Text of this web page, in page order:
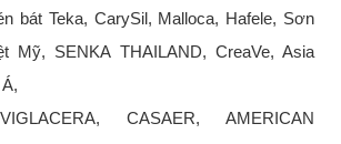
bát Teka, CarySil, Malloca, Hafele, Sơn
Mỹ, SENKA THAILAND, CreaVe, Asia
CASAER, AMERICAN